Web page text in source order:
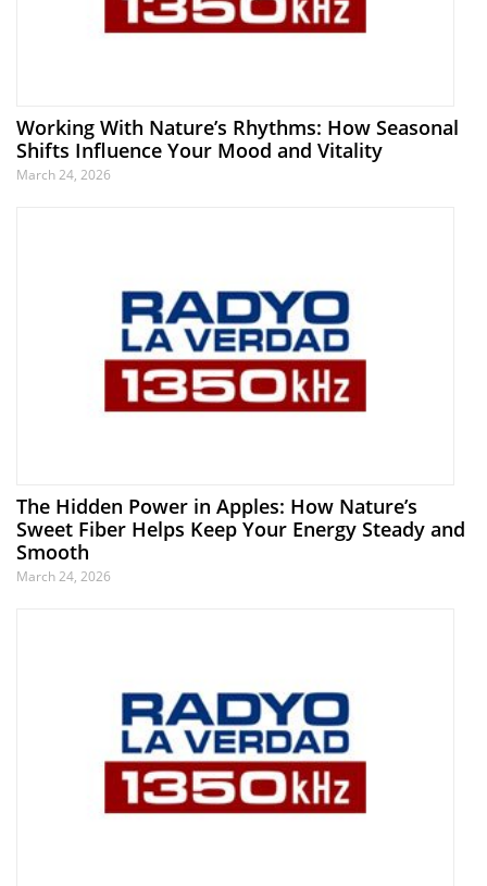
Working With Nature’s Rhythms: How Seasonal
Shifts Influence Your Mood and Vitality
March 24, 2026
The Hidden Power in Apples: How Nature’s
Sweet Fiber Helps Keep Your Energy Steady and
Smooth
March 24, 2026